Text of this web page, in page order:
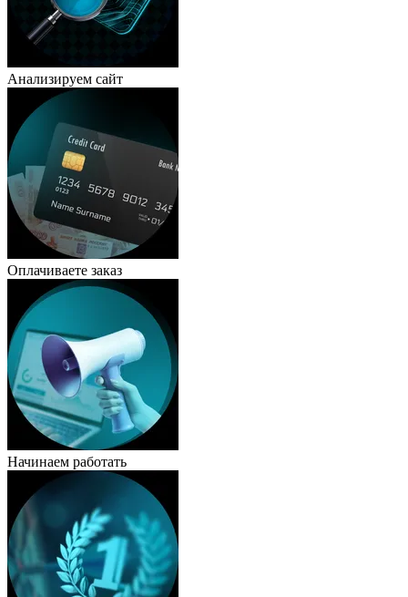
Анализируем сайт
Оплачиваете заказ
Начинаем работать